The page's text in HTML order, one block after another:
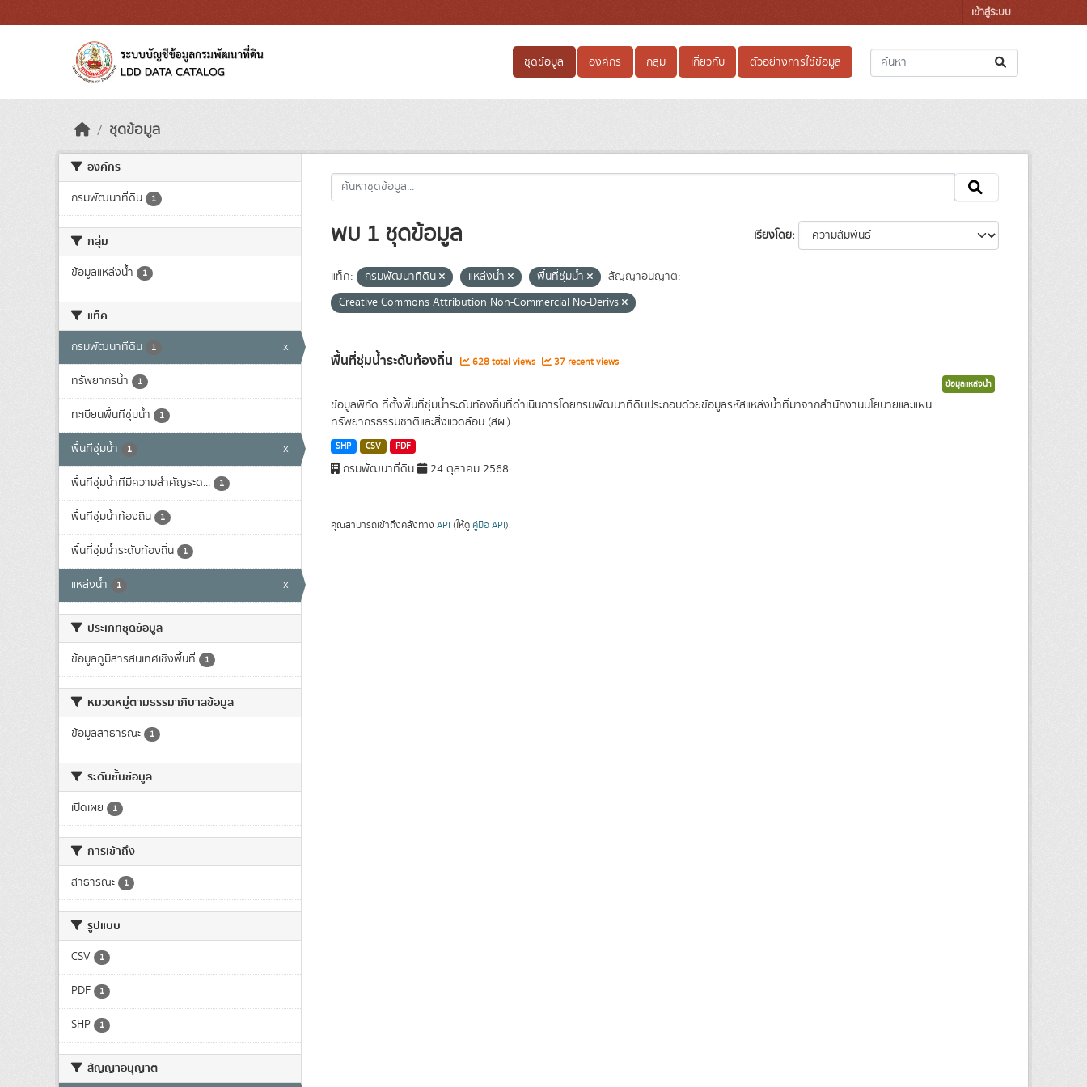
เข้าสู่ระบบ
ชุดข้อมูล องค์กร กลุ่ม เกี่ยวกับ ตัวอย่างการใช้ข้อมูล
ชุดข้อมูล
องค์กร
กรมพัฒนาที่ดิน 1
กลุ่ม
ข้อมูลแหล่งน้ำ 1
แท็ค
กรมพัฒนาที่ดิน 1 x
ทรัพยากรน้ำ 1
ทะเบียนพื้นที่ชุ่มน้ำ 1
พื้นที่ชุ่มน้ำ 1 x
พื้นที่ชุ่มน้ำที่มีความสําคัญระด... 1
พื้นที่ชุ่มน้ำท้องถิ่น 1
พื้นที่ชุ่มน้ำระดับท้องถิ่น 1
แหล่งน้ำ 1 x
ประเภทชุดข้อมูล
ข้อมูลภูมิสารสนเทศเชิงพื้นที่ 1
หมวดหมู่ตามธรรมาภิบาลข้อมูล
ข้อมูลสาธารณะ 1
ระดับชั้นข้อมูล
เปิดเผย 1
การเข้าถึง
สาธารณะ 1
รูปแบบ
CSV 1
PDF 1
SHP 1
สัญญาอนุญาต
เรียงโดย
พบ 1 ชุดข้อมูล
แท็ค: กรมพัฒนาที่ดิน แหล่งน้ำ พื้นที่ชุ่มน้ำ
สัญญาอนุญาต:
Creative Commons Attribution Non-Commercial No-Derivs
พื้นที่ชุ่มน้ำระดับท้องถิ่น 628 total views 37 recent views
ข้อมูลแหล่งน้ำ
ข้อมูลพิกัด ที่ตั้งพื้นที่ชุ่มน้ำระดับท้องถิ่นที่ดำเนินการโดยกรมพัฒนาที่ดินประกอบด้วยข้อมูลรหัสแหล่งน้ำที่มาจากสำนักงานนโยบายและแผน
ทรัพยากรธรรมชาติและสิ่งแวดล้อม (สผ.)...
SHP CSV PDF
กรมพัฒนาที่ดิน 24 ตุลาคม 2568
คุณสามารถเข้าถึงคลังทาง API (ให้ดู คู่มือ API).